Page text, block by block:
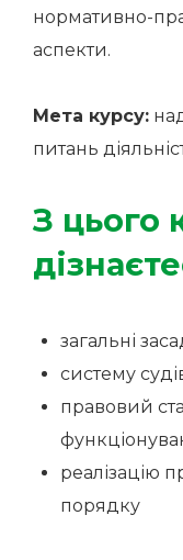
нормативно-
аспекти.
Мета курсу:
питань
З цього
загальні
систему
правовий
реалізацію
порядку